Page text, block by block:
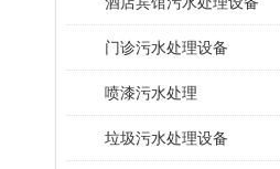
门诊污水处理设备
喷漆污水处理
垃圾污水处理设备